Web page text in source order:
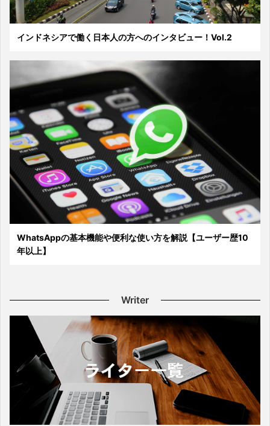
インドネシアで働く日本人の方へのインタビュー！Vol.2
WhatsAppの基本機能や便利な使い方を解説【ユーザー歴10
年以上】
Writer